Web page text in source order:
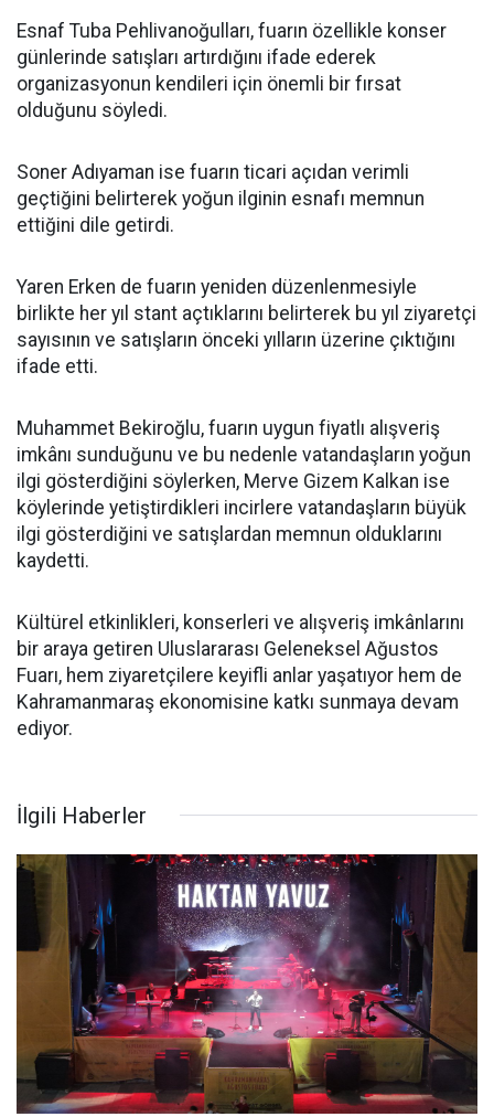
Esnaf Tuba Pehlivanoğulları, fuarın özellikle konser
günlerinde satışları artırdığını ifade ederek
organizasyonun kendileri için önemli bir fırsat
olduğunu söyledi.
Soner Adıyaman ise fuarın ticari açıdan verimli
geçtiğini belirterek yoğun ilginin esnafı memnun
ettiğini dile getirdi.
Yaren Erken de fuarın yeniden düzenlenmesiyle
birlikte her yıl stant açtıklarını belirterek bu yıl ziyaretçi
sayısının ve satışların önceki yılların üzerine çıktığını
ifade etti.
Muhammet Bekiroğlu, fuarın uygun fiyatlı alışveriş
imkânı sunduğunu ve bu nedenle vatandaşların yoğun
ilgi gösterdiğini söylerken, Merve Gizem Kalkan ise
köylerinde yetiştirdikleri incirlere vatandaşların büyük
ilgi gösterdiğini ve satışlardan memnun olduklarını
kaydetti.
Kültürel etkinlikleri, konserleri ve alışveriş imkânlarını
bir araya getiren Uluslararası Geleneksel Ağustos
Fuarı, hem ziyaretçilere keyifli anlar yaşatıyor hem de
Kahramanmaraş ekonomisine katkı sunmaya devam
ediyor.
İlgili Haberler